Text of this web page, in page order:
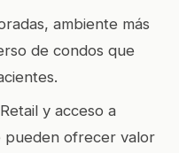
ambiente más
de condos que
y acceso a
pueden ofrecer valor